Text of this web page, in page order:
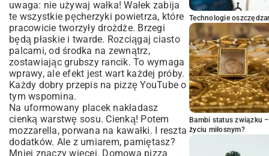
uwaga: nie używaj wałka! Wałek zabija
te wszystkie pęcherzyki powietrza, które
pracowicie tworzyły drożdże. Brzegi
będą płaskie i twarde. Rozciągaj ciasto
palcami, od środka na zewnątrz,
zostawiając grubszy rancik. To wymaga
wprawy, ale efekt jest wart każdej próby.
Każdy dobry przepis na pizzę YouTube o
tym wspomina.
Na uformowany placek nakładasz
cienką warstwę sosu. Cienką! Potem
mozzarella, porwana na kawałki. I reszta
dodatków. Ale z umiarem, pamiętasz?
Mniej znaczy więcej. Domowa pizza
Technologie
Bambi status związku
życiu miłosnym?